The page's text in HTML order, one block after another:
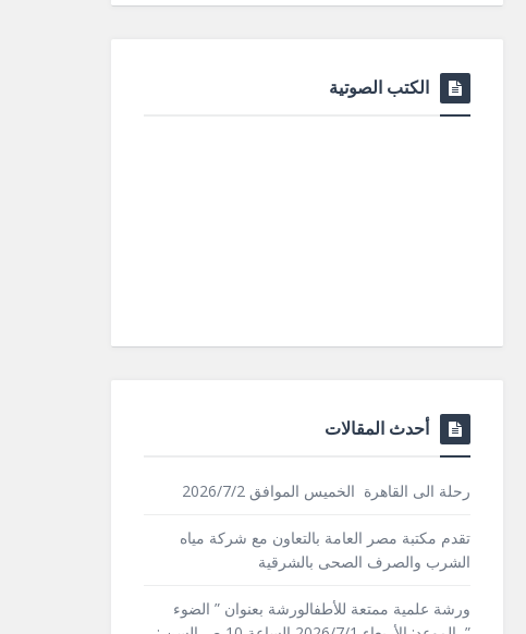
الكتب الصوتية
أحدث المقالات
رحلة الى القاهرة الخميس الموافق 2026/7/2
تقدم مكتبة مصر العامة بالتعاون مع شركة مياه
الشرب والصرف الصحى بالشرقية
ورشة علمية ممتعة للأطفالورشة بعنوان ” الضوء